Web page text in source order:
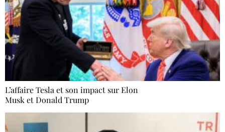
L’affaire Tesla et son impact sur Elon
Musk et Donald Trump